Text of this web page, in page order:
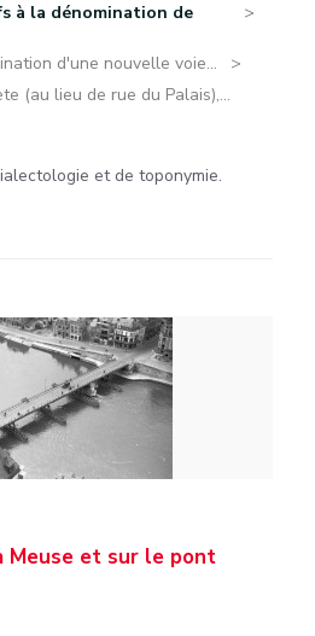
à la dénomination de
d'une nouvelle voie...
(au lieu de rue du Palais),...
et de toponymie.
Meuse et sur le pont